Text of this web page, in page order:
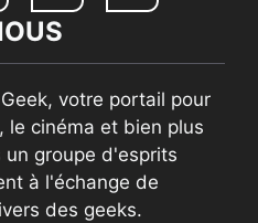
votre portail pour
le cinéma et bien plus
un groupe d'esprits
à l'échange de
des geeks.